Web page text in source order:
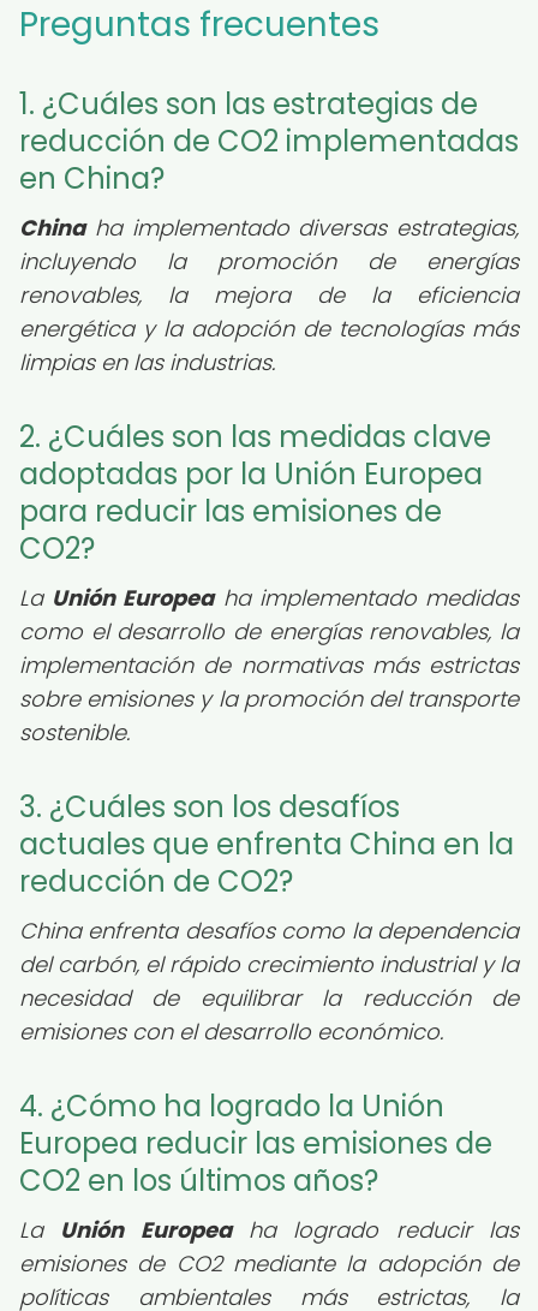
Preguntas frecuentes
1. ¿Cuáles son las estrategias de
reducción de CO2 implementadas
en China?
Chinaha implementado diversas estrategias,
incluyendo la promoción de energías
renovables, la mejora de la eficiencia
energética y la adopción de tecnologías más
limpias en las industrias.
2. ¿Cuáles son las medidas clave
adoptadas por la Unión Europea
para reducir las emisiones de
CO2?
La Unión Europeaha implementado medidas
como el desarrollo de energías renovables, la
implementación de normativas más estrictas
sobre emisiones y la promoción del transporte
sostenible.
3. ¿Cuáles son los desafíos
actuales que enfrenta China en la
reducción de CO2?
China enfrenta desafíos como la dependencia
del carbón, el rápido crecimiento industrial y la
necesidad de equilibrar la reducción de
emisiones con el desarrollo económico.
4. ¿Cómo ha logrado la Unión
Europea reducir las emisiones de
CO2 en los últimos años?
La Unión Europeaha logrado reducir las
emisiones de CO2 mediante la adopción de
políticas ambientales más estrictas, la